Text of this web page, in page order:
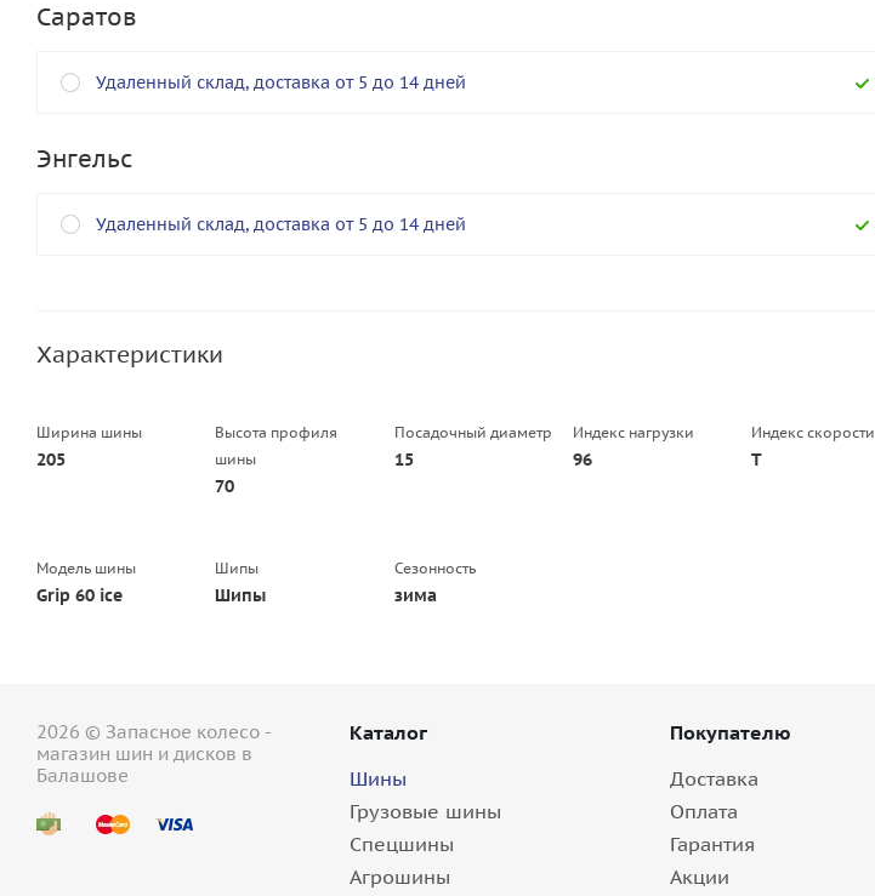
Саратов
Удаленный склад, доставка от 5 до 14 дней
Энгельс
Удаленный склад, доставка от 5 до 14 дней
Характеристики
Ширина шины
205
Высота профиля
шины
70
Посадочный диаметр
15
Индекс нагрузки
96
Индекс скорости
T
Модель шины
Grip 60 ice
Шипы
Шипы
Сезонность
зима
2026 © Запасное колесо -
магазин шин и дисков в
Балашове
Каталог
Шины
Грузовые шины
Спецшины
Агрошины
Покупателю
Доставка
Оплата
Гарантия
Акции